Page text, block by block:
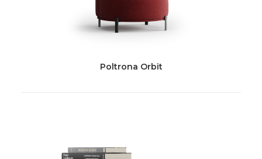
Poltrona Orbit